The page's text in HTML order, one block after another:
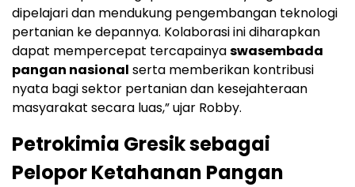
dipelajari dan mendukung pengembangan teknologi
pertanian ke depannya. Kolaborasi ini diharapkan
dapat mempercepat tercapainyaswasembada
pangan nasional serta memberikan kontribusi
nyata bagi sektor pertanian dan kesejahteraan
masyarakat secara luas,” ujar Robby.
Petrokimia Gresik sebagai
Pelopor Ketahanan Pangan